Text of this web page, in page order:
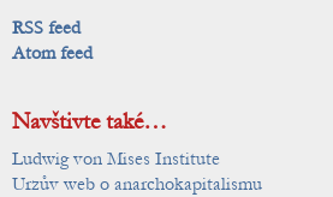
RSS feed
Atom feed
Navštivte také…
Ludwig von Mises Institute
Urzův web o anarchokapitalismu